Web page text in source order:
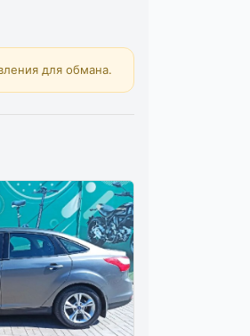
для обмана.